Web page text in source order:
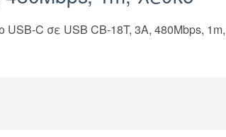
USB-C σε USB CB-18T, 3A, 480Mbps,